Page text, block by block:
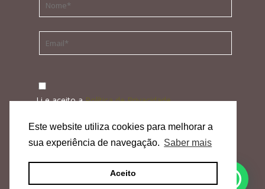
Este website utiliza cookies para melhorar a
sua experiência de navegação. Saber mais
Aceito
Li e aceito aPolítica de Privacidade
ENVIAR
Política de Privacidade|Termos, Condições & Aviso
Legal|Política de Cancelamento & Devoluções